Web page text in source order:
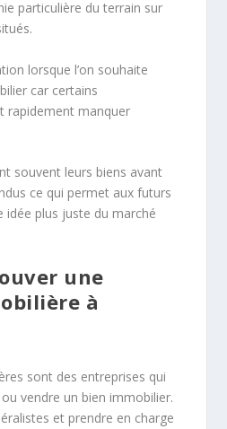
particulière du terrain sur
lorsque l’on souhaite
car certains
rapidement manquer
souvent leurs biens avant
ce qui permet aux futurs
idée plus juste du marché
une
à
sont des entreprises qui
vendre un bien immobilier.
et prendre en charge